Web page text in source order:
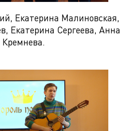
Екатерина Малиновская,
Екатерина Сергеева, Анна
Кремнева.